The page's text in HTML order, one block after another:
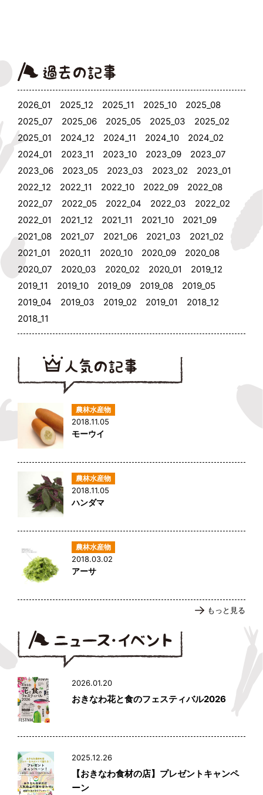
2026_01 2025_12 2025_11 2025_10
2025_08
2025_07
2025_06 2025_05 2025_03
2025_02
2025_01
2024_12 2024_11 2024_10
2024_02
2024_01
2023_11 2023_10 2023_09
2023_07
2023_06
2023_05 2023_03 2023_02
2023_01
2022_12
2022_11 2022_10 2022_09
2022_08
2022_07
2022_05 2022_04 2022_03
2022_02
2022_01
2021_12 2021_11 2021_10
2021_09
2021_08
2021_07 2021_06 2021_03
2021_02
2021_01
2020_11 2020_10 2020_09
2020_08
2020_07
2020_03 2020_02 2020_01
2019_12
2019_11
2019_10 2019_09 2019_08
2019_05
2019_04
2019_03 2019_02 2019_01
2018_12
2018_11
2018.11.05
モーウイ
2018.11.05
ハンダマ
2018.03.02
アーサ
もっと見る
2026.01.20
おきなわ花と食のフェスティバル2026
2025.12.26
【おきなわ食材の店】プレゼントキャンペ
ーン